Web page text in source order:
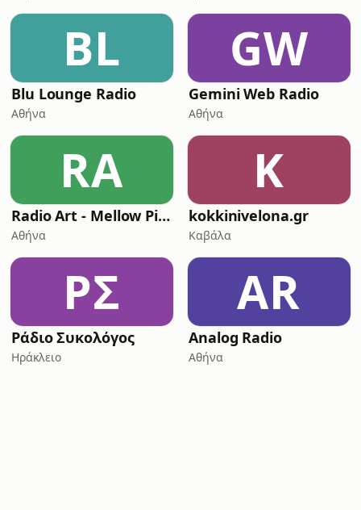
BL
Blu Lounge Radio
Αθήνα
GW
Gemini Web Radio
Αθήνα
RA
Radio Art - Mellow Piano Jazz
Αθήνα
K
kokkinivelona.gr
Καβάλα
ΡΣ
Ράδιο Συκολόγος
Ηράκλειο
AR
Analog Radio
Αθήνα